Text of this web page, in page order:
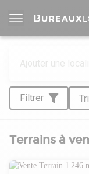
Filtrer Tri
Terrains à